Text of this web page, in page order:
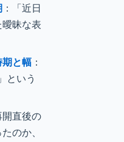
：「近日
昧な表
と幅 ：
という
開直後の
のか、